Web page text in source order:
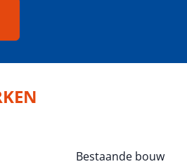
Bestaande bouw